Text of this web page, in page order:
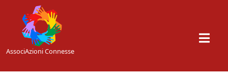
Skip to main content
AssociAzioni Connesse